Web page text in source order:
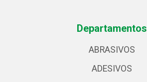
Departamentos
ABRASIVOS
ADESIVOS